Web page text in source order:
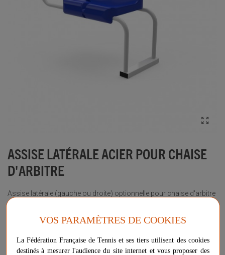
ASSISE LATÉRALE ACIER POUR CHAISE
D'ARBITRE
Assise latérale (gauche ou droite) optionnelle pour chaise d'arbitre
en acier galvanisé.
Voir les questions / réponses
VOS PARAMÈTRES DE COOKIES
La Fédération Française de Tennis et ses tiers utilisent des cookies
destinés à mesurer l'audience du site internet et vous proposer des